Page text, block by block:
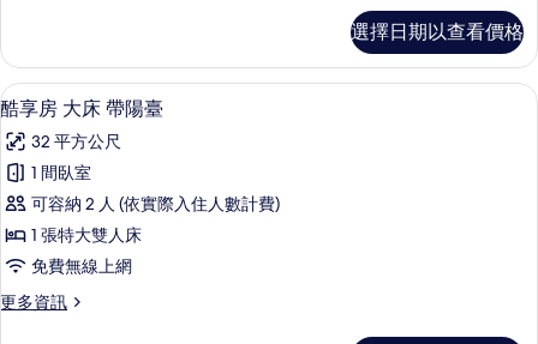
床,
城
市
景
觀
的
所
有
相
1
張
特
大
雙
人
城
市
景
觀
的
選擇日期以查看價格
顯
示
酷
享
房
大
床
帶
高級寢具、羽絨被、迷你吧、客房內保
17
酷享房 大床 帶陽臺
32 平方公尺
1 間臥室
可容納 2 人 (依實際入住人數計費)
1 張特大雙人床
免費無線上網
更多資訊
更